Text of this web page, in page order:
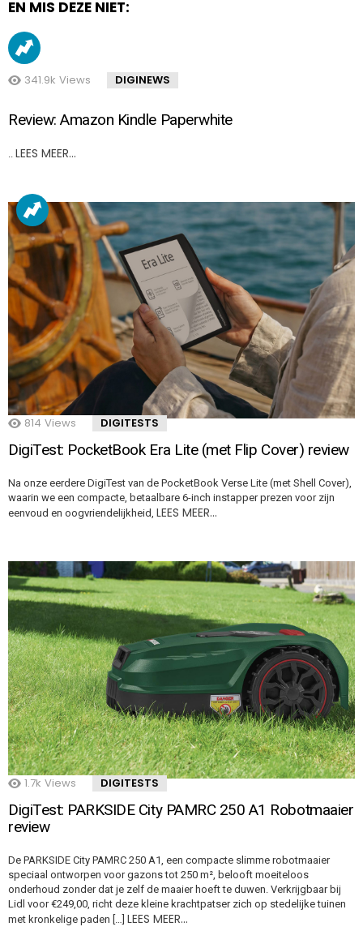
EN MIS DEZE NIET:
341.9k Views DIGINEWS
Review: Amazon Kindle Paperwhite
LEES MEER…
814 Views DIGITESTS
DigiTest: PocketBook Era Lite (met Flip Cover) review
Na onze eerdere DigiTest van de PocketBook Verse Lite (met Shell Cover),
waarin we een compacte, betaalbare 6-inch instapper prezen voor zijn
eenvoud en oogvriendelijkheid, LEES MEER…
1.7k Views DIGITESTS
DigiTest: PARKSIDE City PAMRC 250 A1 Robotmaaier
review
De PARKSIDE City PAMRC 250 A1, een compacte slimme robotmaaier
speciaal ontworpen voor gazons tot 250 m², belooft moeiteloos
onderhoud zonder dat je zelf de maaier hoeft te duwen. Verkrijgbaar bij
Lidl voor €249,00, richt deze kleine krachtpatser zich op stedelijke tuinen
met kronkelige paden […] LEES MEER…